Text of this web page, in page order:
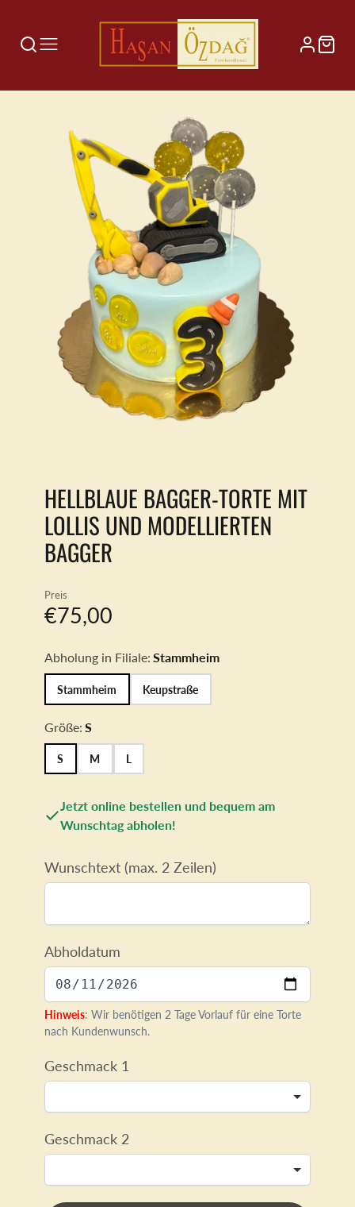
HELLBLAUE BAGGER-TORTE MIT
LOLLIS UND MODELLIERTEN
BAGGER
Preis
€75,00
Abholung in Filiale: Stammheim
Stammheim Keupstraße
Größe: S
S M L
Jetzt online bestellen und bequem am
Wunschtag abholen!
Wunschtext (max. 2 Zeilen)
Abholdatum
Hinweis: Wir benötigen 2 Tage Vorlauf für eine Torte
nach Kundenwunsch.
Geschmack 1
Geschmack 2